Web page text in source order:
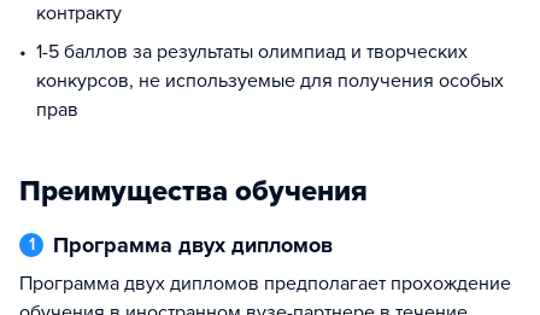
контракту
1-5 баллов за результаты олимпиад и творческих
конкурсов, не используемые для получения особых
прав
Преимущества обучения
1 Программа двух дипломов
Программа двух дипломов предполагает прохождение